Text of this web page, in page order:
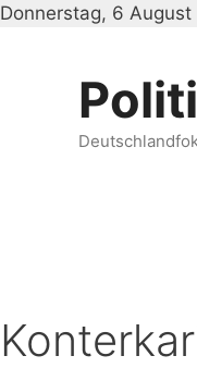
Donnerstag, 6 August